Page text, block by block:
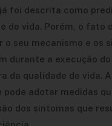
foi descrita como
de vida. Porém, o fato
o seu mecanismo e os
durante a execução
da qualidade de vida.
pode adotar medidas
dos sintomas que